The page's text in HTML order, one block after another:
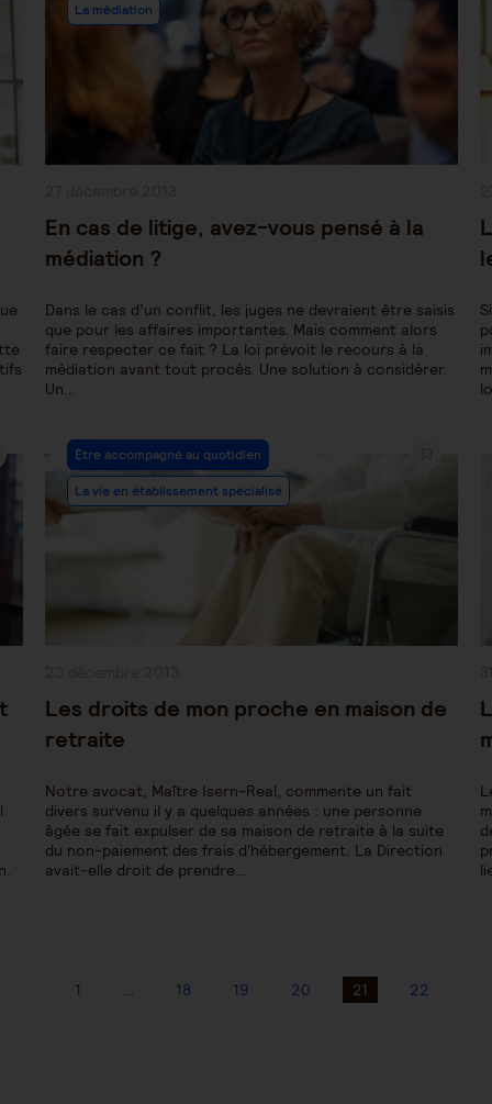
La médiation
En cas de litige, avez-vous pensé à la
médiation ?
Dans le cas d’un conflit, les juges ne devraient être saisis
que pour les affaires importantes. Mais comment alors
faire respecter ce fait ? La loi prévoit le recours à la
médiation avant tout procès. Une solution à considérer.
Un…
Post
Category:
Être accompagné au quotidien
La vie en établissement spécialisé
Les droits de mon proche en maison de
retraite
Notre avocat, Maître Isern-Real, commente un fait
divers survenu il y a quelques années : une personne
âgée se fait expulser de sa maison de retraite à la suite
du non-paiement des frais d'hébergement. La Direction
avait-elle droit de prendre…
1 … 18 19 20 21 22